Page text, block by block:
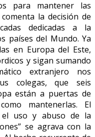
para mantener las
la decisión de
dedicadas a la
países del Mundo. Ya
en Europa del Este,
y sigan sumando
extranjero nos
colegas, que seis
están a puertas de
mantenerlas. El
uso y abuso de la
se agrava con la